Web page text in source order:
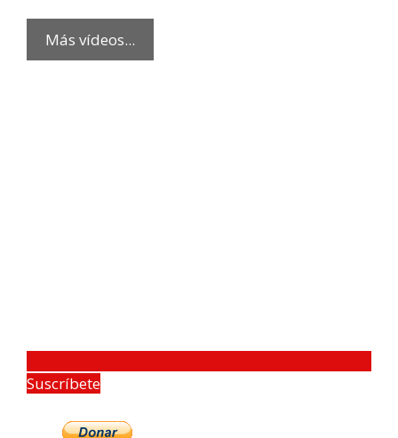
Más vídeos...
Suscríbete